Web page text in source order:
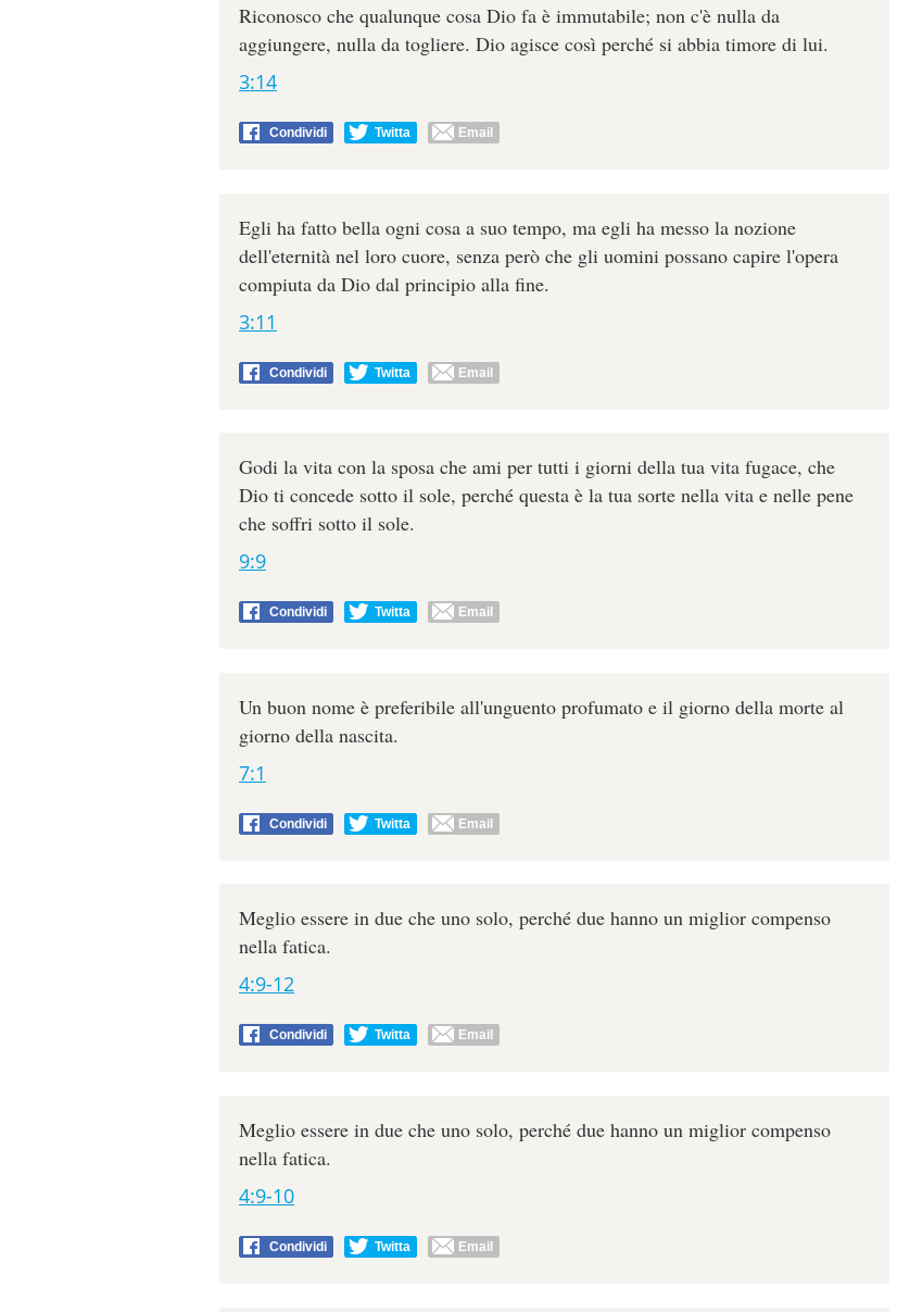
Riconosco che qualunque cosa Dio fa è immutabile; non c'è nulla da
aggiungere, nulla da togliere. Dio agisce così perché si abbia timore di lui.
3:14
Condividi Twitta Email
Egli ha fatto bella ogni cosa a suo tempo, ma egli ha messo la nozione
dell'eternità nel loro cuore, senza però che gli uomini possano capire l'opera
compiuta da Dio dal principio alla fine.
3:11
Condividi Twitta Email
Godi la vita con la sposa che ami per tutti i giorni della tua vita fugace, che
Dio ti concede sotto il sole, perché questa è la tua sorte nella vita e nelle pene
che soffri sotto il sole.
9:9
Condividi Twitta Email
Un buon nome è preferibile all'unguento profumato e il giorno della morte al
giorno della nascita.
7:1
Condividi Twitta Email
Meglio essere in due che uno solo, perché due hanno un miglior compenso
nella fatica.
4:9-12
Condividi Twitta Email
Meglio essere in due che uno solo, perché due hanno un miglior compenso
nella fatica.
4:9-10
Condividi Twitta Email